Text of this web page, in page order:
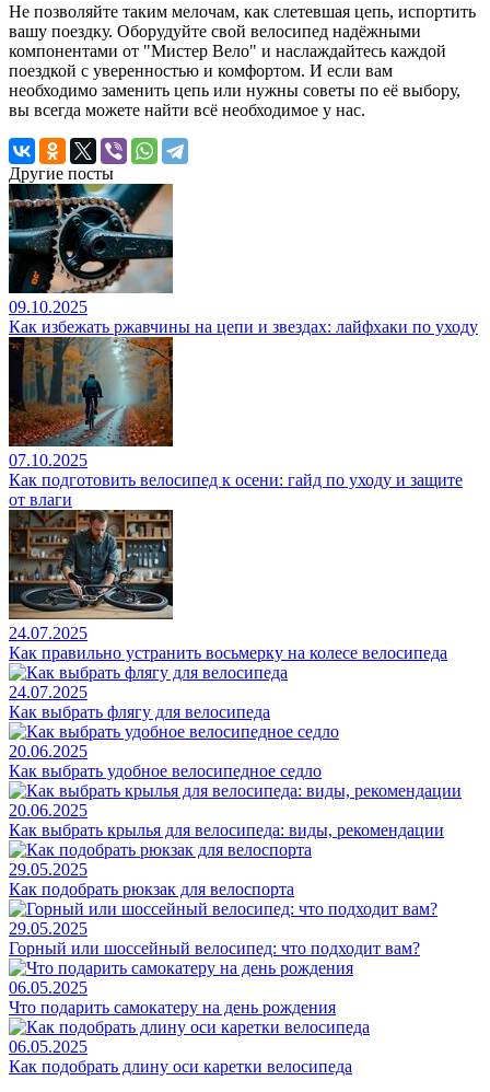
Не позволяйте таким мелочам, как слетевшая цепь, испортить
вашу поездку. Оборудуйте свой велосипед надёжными
компонентами от "Мистер Вело" и наслаждайтесь каждой
поездкой с уверенностью и комфортом. И если вам
необходимо заменить цепь или нужны советы по её выбору,
вы всегда можете найти всё необходимое у нас.
Другие посты
09.10.2025
Как избежать ржавчины на цепи и звездах: лайфхаки по уходу
07.10.2025
Как подготовить велосипед к осени: гайд по уходу и защите
от влаги
24.07.2025
Как правильно устранить восьмерку на колесе велосипеда
24.07.2025
Как выбрать флягу для велосипеда
20.06.2025
Как выбрать удобное велосипедное седло
20.06.2025
Как выбрать крылья для велосипеда: виды, рекомендации
29.05.2025
Как подобрать рюкзак для велоспорта
29.05.2025
Горный или шоссейный велосипед: что подходит вам?
06.05.2025
Что подарить самокатеру на день рождения
06.05.2025
Как подобрать длину оси каретки велосипеда